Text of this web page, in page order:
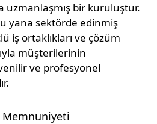
uzmanlaşmış bir kuruluştur.
yana sektörde edinmiş
iş ortaklıkları ve çözüm
müşterilerinin
ve profesyonel
Memnuniyeti